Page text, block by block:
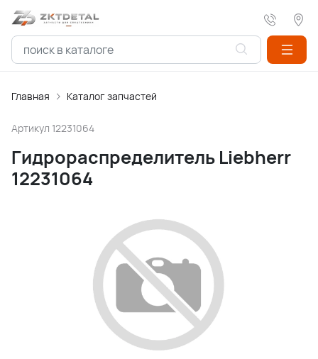
Главная Каталог запчастей
Артикул 12231064
Гидрораспределитель Liebherr
12231064